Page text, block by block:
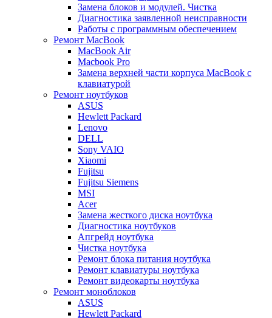
Замена блоков и модулей. Чистка
Диагностика заявленной неисправности
Работы с программным обеспечением
Ремонт MacBook
MacBook Air
Macbook Pro
Замена верхней части корпуса MacBook с
клавиатурой
Ремонт ноутбуков
ASUS
Hewlett Packard
Lenovo
DELL
Sony VAIO
Xiaomi
Fujitsu
Fujitsu Siemens
MSI
Acer
Замена жесткого диска ноутбука
Диагностика ноутбуков
Апгрейд ноутбука
Чистка ноутбука
Ремонт блока питания ноутбука
Ремонт клавиатуры ноутбука
Ремонт видеокарты ноутбука
Ремонт моноблоков
ASUS
Hewlett Packard